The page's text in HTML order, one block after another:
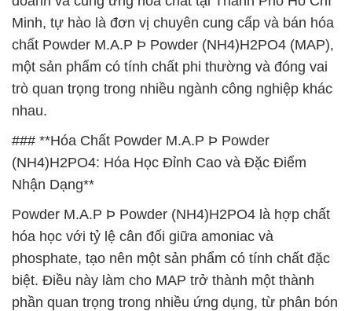
Minh, tự hào là đơn vị chuyên cung cấp và bán hóa
chất Powder M.A.P Þ Powder (NH4)H2PO4 (MAP),
một sản phẩm có tính chất phi thường và đóng vai
trò quan trọng trong nhiều ngành công nghiệp khác
nhau.
### **Hóa Chất Powder M.A.P Þ Powder
(NH4)H2PO4: Hóa Học Đỉnh Cao và Đặc Điểm
Nhận Dạng**
Powder M.A.P Þ Powder (NH4)H2PO4 là hợp chất
hóa học với tỷ lệ cân đối giữa amoniac và
phosphate, tạo nên một sản phẩm có tính chất đặc
biệt. Điều này làm cho MAP trở thành một thành
phần quan trọng trong nhiều ứng dụng, từ phân bón